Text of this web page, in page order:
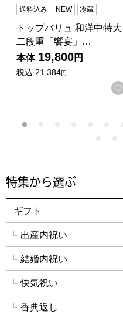
送料込み NEW 冷蔵
トップバリュ 和洋中特大
二段重「饗宴」…
本体 19,800円
税込 21,384円
特集から選ぶ
ギフト
出産内祝い
結婚内祝い
快気祝い
香典返し